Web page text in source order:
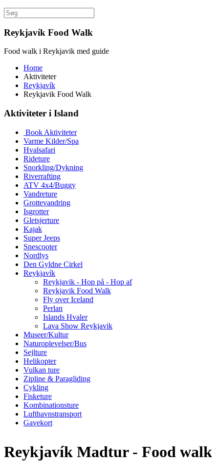
Reykjavík Food Walk
Food walk i Reykjavik med guide
Home
Aktiviteter
Reykjavík
Reykjavik Food Walk
Aktiviteter i Island
Book Aktiviteter
Varme Kilder/Spa
Hvalsafari
Rideture
Snorkling/Dykning
Riverrafting
ATV 4x4/Buggy
Vandreture
Grottevandring
Isgrotter
Gletsjerture
Kajak
Super Jeeps
Snescooter
Nordlys
Den Gyldne Cirkel
Reykjavík
Reykjavik - Hop på - Hop af
Reykjavik Food Walk
Fly over Iceland
Perlan
Islands Hvaler
Lava Show Reykjavik
Museer/Kultur
Naturoplevelser/Bus
Sejlture
Helikopter
Vulkan ture
Zipline & Paragliding
Cykling
Fisketure
Kombinationsture
Lufthavnstransport
Gavekort
Reykjavík Madtur - Food walk